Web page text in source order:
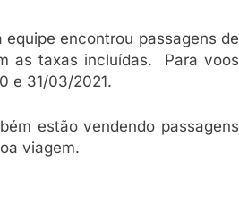
encontrou passagens de
as taxas incluídas. Para voos
e 31/03/2021.
estão vendendo passagens
viagem.